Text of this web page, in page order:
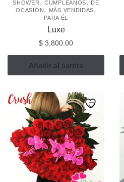
de
producto
SHOWER , CUMPLEAÑOS,
DE
OCASIÓN , MÁS VENDIDAS,
PARA ÉL
Luxe
$ 3,800.00
Añadir al carrito